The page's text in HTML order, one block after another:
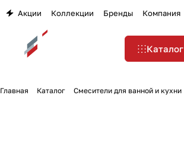
Акции Коллекции Бренды Компания
Каталог
Главная Каталог Смесители для ванной и кухни